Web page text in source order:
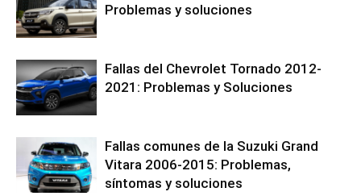
Problemas y soluciones
Fallas del Chevrolet Tornado 2012-
2021: Problemas y Soluciones
Fallas comunes de la Suzuki Grand
Vitara 2006-2015: Problemas,
síntomas y soluciones